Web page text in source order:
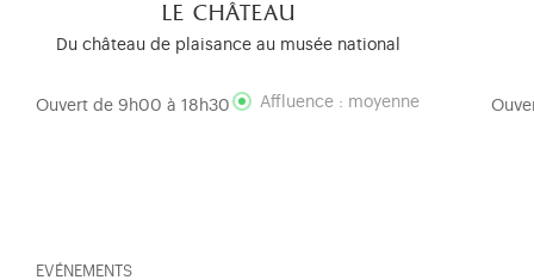
le château
Du château de plaisance au musée national
Ouvert de 9h00 à 18h30 Affluence : moyenne
EVÉNEMENTS